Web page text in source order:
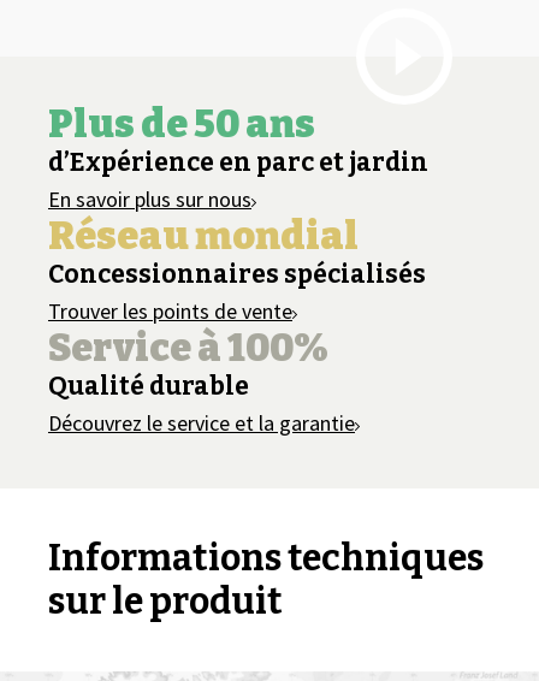
Plus de 50 ans
d’Expérience en parc et jardin
En savoir plus sur nous
Réseau mondial
Concessionnaires spécialisés
Trouver les points de vente
Service à 100%
Qualité durable
Découvrez le service et la garantie
Informations techniques
sur le produit